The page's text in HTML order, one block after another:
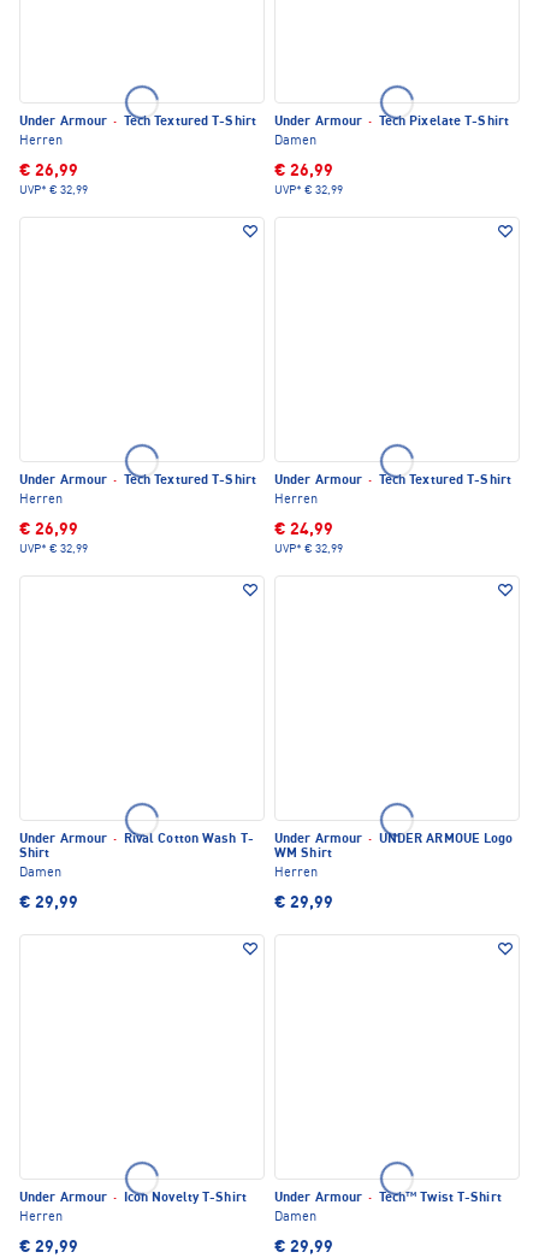
Under Armour ·
Tech Textured T-Shirt
Herren
€ 26,99
UVP* € 32,99
Under Armour ·
Tech Pixelate T-Shirt
Damen
€ 26,99
UVP* € 32,99
Under Armour ·
Tech Textured T-Shirt
Herren
€ 26,99
UVP* € 32,99
Under Armour ·
Tech Textured T-Shirt
Herren
€ 24,99
UVP* € 32,99
Under Armour ·
Rival Cotton Wash T-
Shirt
Damen
€ 29,99
Under Armour · UNDER ARMOUE Logo
WM Shirt
Herren
€ 29,99
Under Armour ·
Icon Novelty T-Shirt
Herren
€ 29,99
Under Armour ·
Tech™ Twist T-Shirt
Damen
€ 29,99